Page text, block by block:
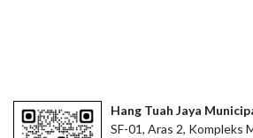
Hang Tuah Jaya
SF-01, Aras 2, Kompleks